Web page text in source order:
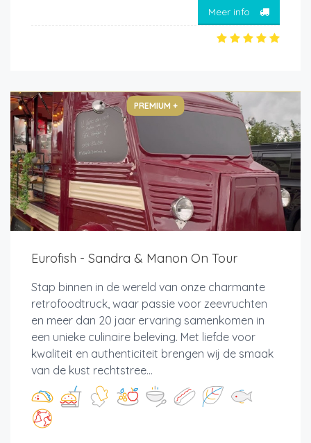
Meer info
PREMIUM +
Eurofish - Sandra & Manon On Tour
Stap binnen in de wereld van onze charmante
retrofoodtruck, waar passie voor zeevruchten
en meer dan 20 jaar ervaring samenkomen in
een unieke culinaire beleving. Met liefde voor
kwaliteit en authenticiteit brengen wij de smaak
van de kust rechtstree...